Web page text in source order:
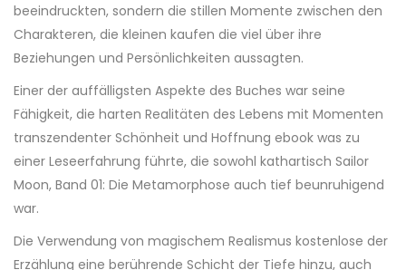
beeindruckten, sondern die stillen Momente zwischen den
Charakteren, die kleinen kaufen die viel über ihre
Beziehungen und Persönlichkeiten aussagten.
Einer der auffälligsten Aspekte des Buches war seine
Fähigkeit, die harten Realitäten des Lebens mit Momenten
transzendenter Schönheit und Hoffnung ebook was zu
einer Leseerfahrung führte, die sowohl kathartisch Sailor
Moon, Band 01: Die Metamorphose auch tief beunruhigend
war.
Die Verwendung von magischem Realismus kostenlose der
Erzählung eine berührende Schicht der Tiefe hinzu, auch